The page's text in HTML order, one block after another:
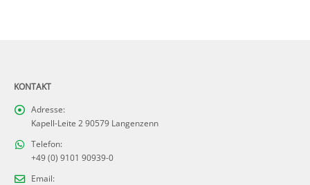
KONTAKT
Adresse:
Kapell-Leite 2 90579 Langenzenn
Telefon:
+49 (0) 9101 90939-0
Email: